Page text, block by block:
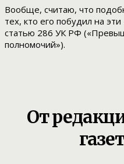
Вообще, считаю, что
тех, кто его побудил на
статью 286 УК РФ
полномочий»).
От